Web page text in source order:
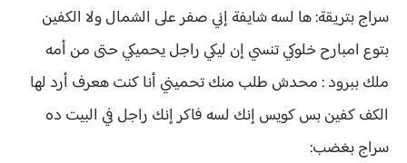
سراج بتريقة: ها لسه شايفة إني صفر على الشمال ولا الكفين
بتوع امبارح خلوكي تنسي إن ليكي راجل يحميكي حتى من أمه
ملك ببرود : محدش طلب منك تحميني أنا كنت هعرف أرد لها
الكف كفين بس كويس إنك لسه فاكر إنك راجل في البيت ده
سراج بغضب: